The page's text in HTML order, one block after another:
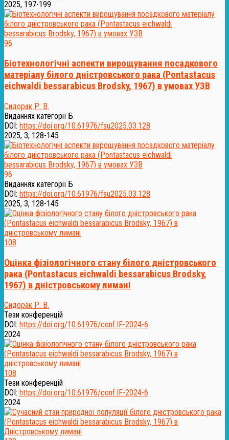
2025, 197-199
96
Біотехнологічні аспекти вирощування посадкового
матеріалу білого дністровського рака (Pontastacus
eichwaldi bessarabicus Brodsky, 1967) в умовах УЗВ
Сидорак Р. В.
Виданнях категорії Б
DOI: https://doi.org/10.61976/fsu2025.03.128
2025, 3, 128-145
96
Виданнях категорії Б
DOI: https://doi.org/10.61976/fsu2025.03.128
2025, 3, 128-145
108
Оцінка фізіологічного стану білого дністровського
рака (Pontastacus eichwaldi bessarabicus Brodsky,
1967) в дністровському лимані
Сидорак Р. В.
Тези конференцій
DOI: https://doi.org/10.61976/conf.IF-2024-6
2024
108
Тези конференцій
DOI: https://doi.org/10.61976/conf.IF-2024-6
2024